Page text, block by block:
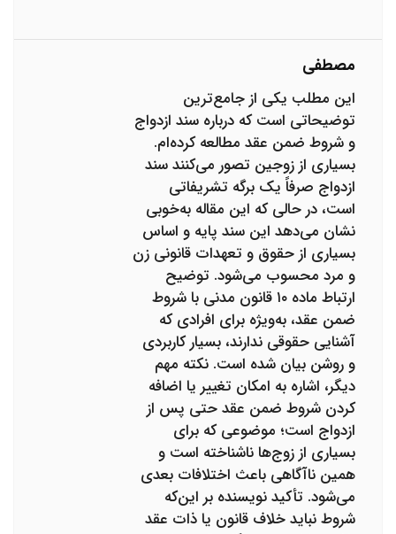
مصطفی
این مطلب یکی از جامع‌ترین
توضیحاتی است که درباره سند ازدواج
و شروط ضمن عقد مطالعه کرده‌ام.
بسیاری از زوجین تصور می‌کنند سند
ازدواج صرفاً یک برگه تشریفاتی
است، در حالی که این مقاله به‌خوبی
نشان می‌دهد این سند پایه و اساس
بسیاری از حقوق و تعهدات قانونی زن
و مرد محسوب می‌شود. توضیح
ارتباط ماده ۱۰ قانون مدنی با شروط
ضمن عقد، به‌ویژه برای افرادی که
آشنایی حقوقی ندارند، بسیار کاربردی
و روشن بیان شده است. نکته مهم
دیگر، اشاره به امکان تغییر یا اضافه
کردن شروط ضمن عقد حتی پس از
ازدواج است؛ موضوعی که برای
بسیاری از زوج‌ها ناشناخته است و
همین ناآگاهی باعث اختلافات بعدی
می‌شود. تأکید نویسنده بر این‌که
شروط نباید خلاف قانون یا ذات عقد